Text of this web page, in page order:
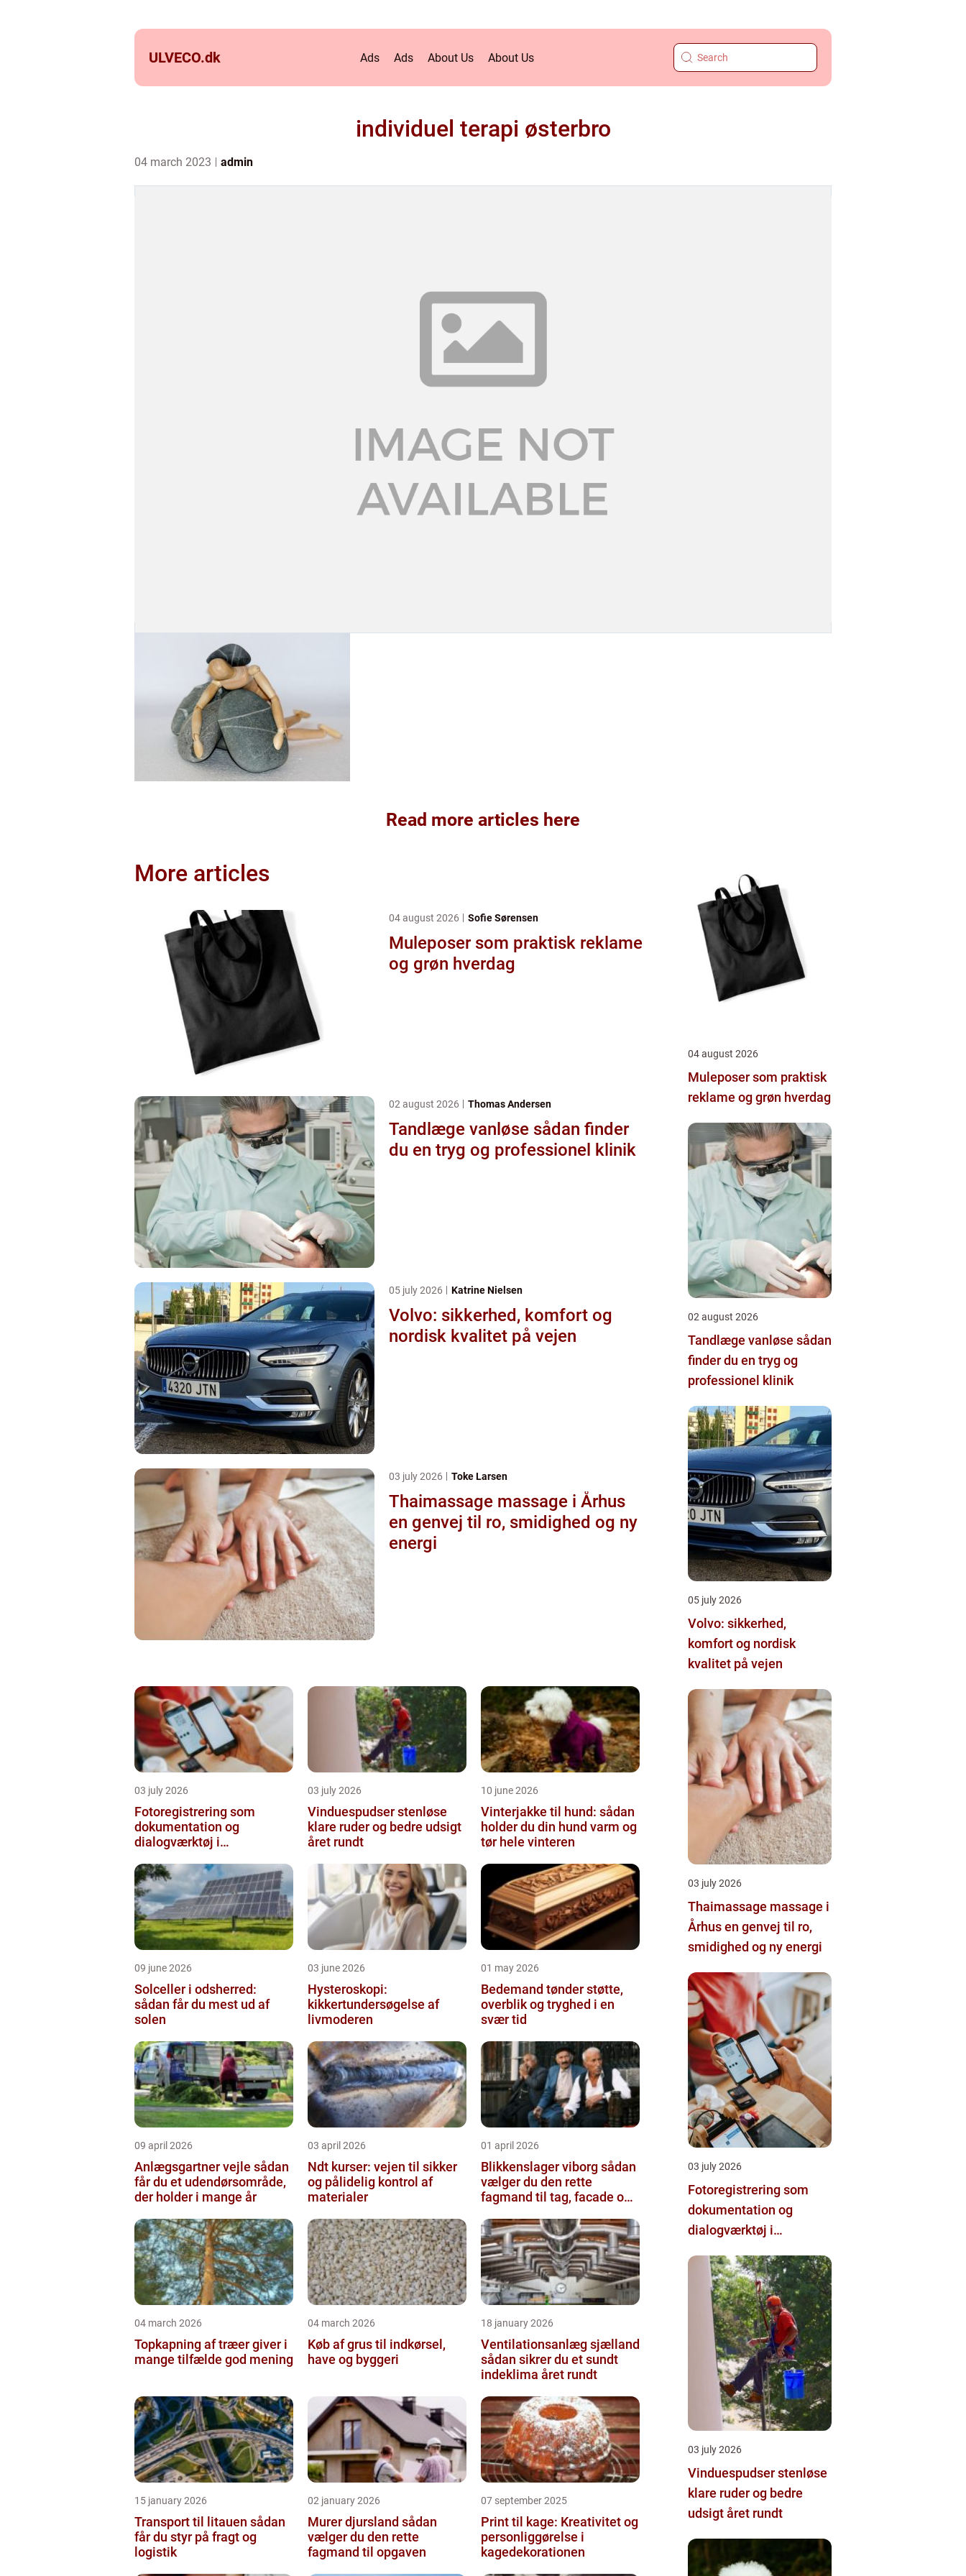
ULVECO.dk Ads Ads About Us About Us
individuel terapi østerbro
04 march 2023 admin
Read more articles here
More articles
04 august 2026 Sofie Sørensen
Muleposer som praktisk reklame
og grøn hverdag
02 august 2026 Thomas Andersen
Tandlæge vanløse sådan finder
du en tryg og professionel klinik
05 july 2026 Katrine Nielsen
Volvo: sikkerhed, komfort og
nordisk kvalitet på vejen
03 july 2026 Toke Larsen
Thaimassage massage i Århus
en genvej til ro, smidighed og ny
energi
03 july 2026
Fotoregistrering som
dokumentation og
dialogværktøj i
03 july 2026
Vinduespudser stenløse
klare ruder og bedre udsigt
året rundt
10 june 2026
Vinterjakke til hund: sådan
holder du din hund varm og
tør hele vinteren
09 june 2026
Solceller i odsherred:
sådan får du mest ud af
solen
03 june 2026
Hysteroskopi:
kikkertundersøgelse af
livmoderen
01 may 2026
Bedemand tønder støtte,
overblik og tryghed i en
svær tid
09 april 2026
Anlægsgartner vejle sådan
får du et udendørsområde,
der holder i mange år
03 april 2026
Ndt kurser: vejen til sikker
og pålidelig kontrol af
materialer
01 april 2026
Blikkenslager viborg sådan
vælger du den rette
fagmand til tag, facade og
04 march 2026
Topkapning af træer giver i
mange tilfælde god mening
04 march 2026
Køb af grus til indkørsel,
have og byggeri
18 january 2026
Ventilationsanlæg sjælland
sådan sikrer du et sundt
indeklima året rundt
15 january 2026
Transport til litauen sådan
får du styr på fragt og
logistik
02 january 2026
Murer djursland sådan
vælger du den rette
fagmand til opgaven
07 september 2025
Print til kage: Kreativitet og
personliggørelse i
kagedekorationen
04 august 2026
Muleposer som praktisk
reklame og grøn hverdag
02 august 2026
Tandlæge vanløse sådan
finder du en tryg og
professionel klinik
05 july 2026
Volvo: sikkerhed,
komfort og nordisk
kvalitet på vejen
03 july 2026
Thaimassage massage i
Århus en genvej til ro,
smidighed og ny energi
03 july 2026
Fotoregistrering som
dokumentation og
dialogværktøj i
03 july 2026
Vinduespudser stenløse
klare ruder og bedre
udsigt året rundt